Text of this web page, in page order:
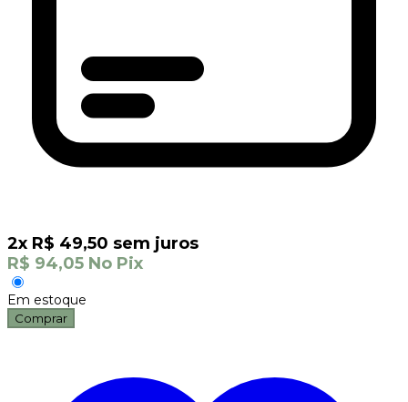
2x R$ 49,50 sem juros
R$ 94,05 No Pix
Em estoque
Comprar